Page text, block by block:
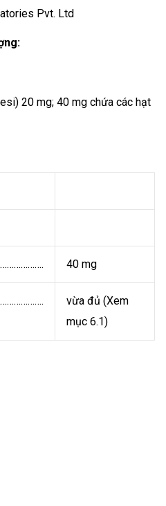
Pvt. Ltd
20 mg; 40 mg chứa các hạt
40 mg
vừa đủ (Xem
mục 6.1)